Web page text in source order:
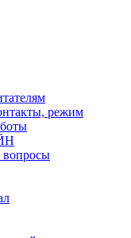
режим
вопросы